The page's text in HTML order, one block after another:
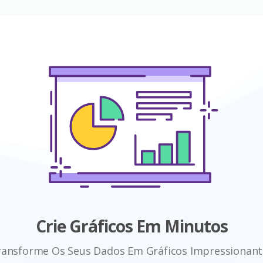
Crie Gráficos Em Minutos
Os Seus Dados Em Gráficos